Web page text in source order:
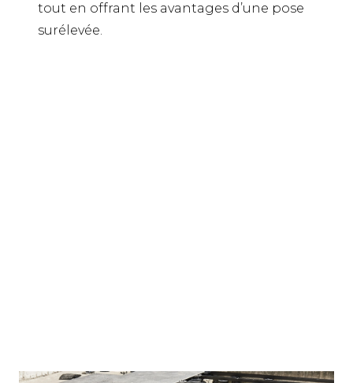
tout en offrant les avantages d’une pose
surélevée.